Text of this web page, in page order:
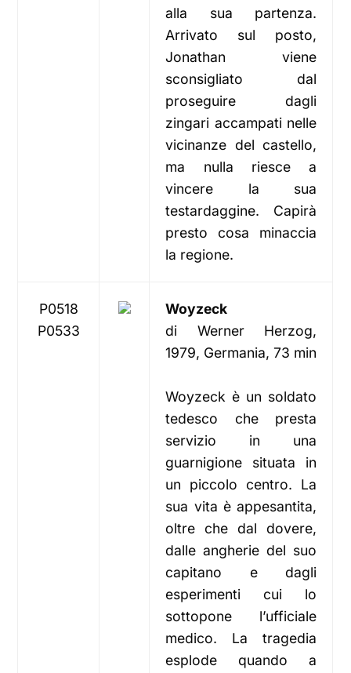
alla sua partenza.
Arrivato sul posto,
Jonathan viene
sconsigliato dal
proseguire dagli
zingari accampati nelle
vicinanze del castello,
ma nulla riesce a
vincere la sua
testardaggine. Capirà
presto cosa minaccia
la regione.
P0518
P0533
Woyzeck
di Werner Herzog,
1979, Germania, 73 min
Woyzeck è un soldato
tedesco che presta
servizio in una
guarnigione situata in
un piccolo centro. La
sua vita è appesantita,
oltre che dal dovere,
dalle angherie del suo
capitano e dagli
esperimenti cui lo
sottopone l’ufficiale
medico. La tragedia
esplode quando a